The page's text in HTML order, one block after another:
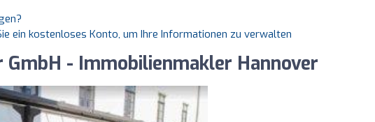
ein kostenloses Konto, um Ihre Informationen zu verwalten
- Immobilienmakler Hannover